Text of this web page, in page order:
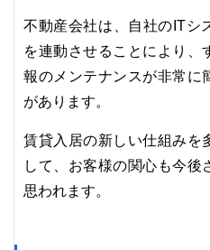
不動産会社は、自社のITシ
を連動させることにより、
報のメンテナンスが非常に
があります。
賃貸入居の新しい仕組みを
して、お客様の関心も今後
思われます。